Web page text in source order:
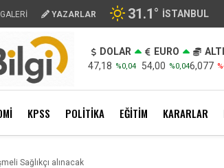
GALERİ YAZARLAR 31.1° İSTANBUL
DOLAR
47,18 %0,04
EURO
54,00 %0,046,077
KPSS POLİTİKA EĞİTİM KARARLAR
Sağlıkçı alınacak